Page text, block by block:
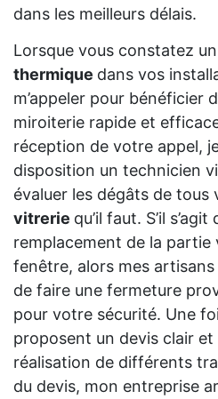
dans les meilleurs délais.
Lorsque vous constatez
thermique dans vos
m’appeler pour bénéficier
miroiterie rapide et
réception de votre appel,
disposition un technicien
évaluer les dégâts de tous
vitrerie qu’il faut. S’il s’agit
remplacement de la
fenêtre, alors mes
de faire une fermeture
pour votre sécurité. Une
proposent un devis clair et
réalisation de différents
du devis, mon entreprise